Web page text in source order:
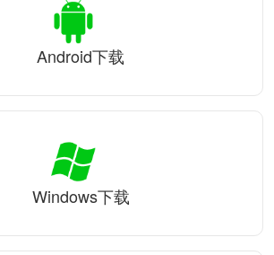
Android下载
Windows下载